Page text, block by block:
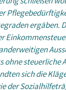
ergäben.
ohne steuerliche
sich die
der